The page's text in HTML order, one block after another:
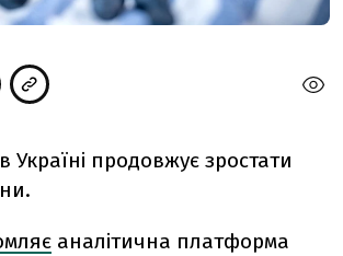
Україні продовжує зростати
аналітична платформа